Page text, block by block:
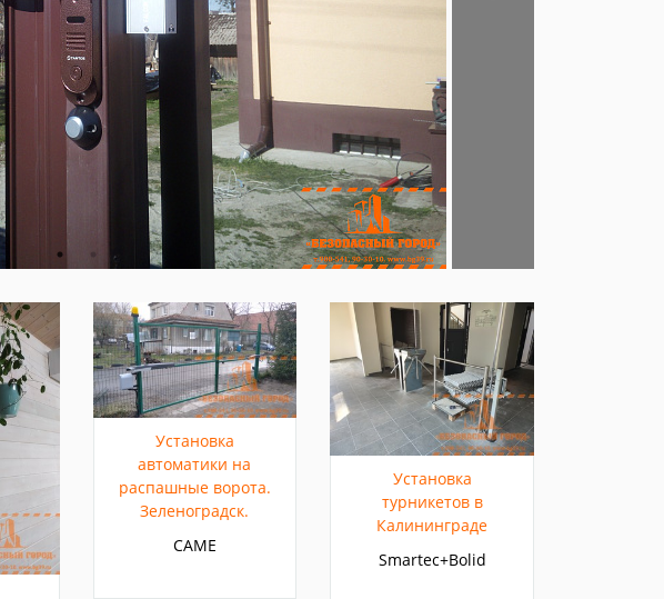
Установка
автоматики на
распашные ворота.
Зеленоградск.
CAME
Установка
турникетов в
Калининграде
Smartec+Bolid